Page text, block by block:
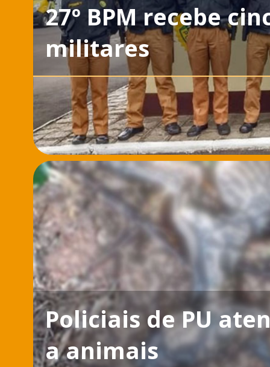
27º BPM recebe
militares
Policiais de PU
a animais